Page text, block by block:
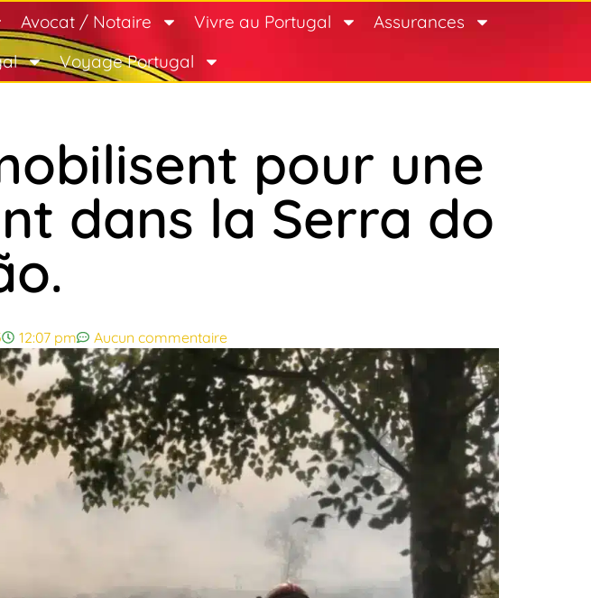
Avocat / Notaire Vivre au Portugal
Assurances
Voyage Portugal
pour une
dans la Serra do
12:07 pm Aucun commentaire